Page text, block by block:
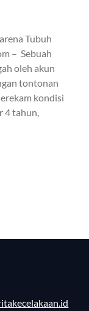
Tubuh
– Sebuah
oleh akun
tontonan
kondisi
4 tahun,